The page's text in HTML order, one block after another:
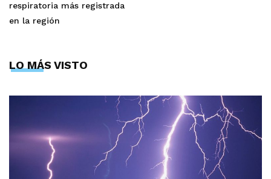
respiratoria más registrada
en la región
LO MÁS VISTO